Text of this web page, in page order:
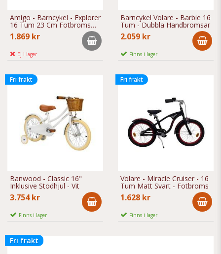
Amigo - Barncykel - Explorer
16 Tum 23 Cm Fotbroms
Grön/Svart
1.869 kr
Ej i lager
Barncykel Volare - Barbie 16
Tum - Dubbla Handbromsar
2.059 kr
Finns i lager
Fri frakt
Banwood - Classic 16"
Inklusive Stödhjul - Vit
3.754 kr
Finns i lager
Fri frakt
Volare - Miracle Cruiser - 16
Tum Matt Svart - Fotbroms
1.628 kr
Finns i lager
Fri frakt